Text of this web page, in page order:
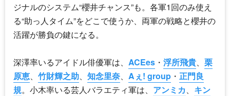
ジナルのシステム“櫻井チャンス”も。各軍1回のみ使え
る“助っ人タイム”をどこで使うか、両軍の戦略と櫻井の
活躍が勝負の鍵になる。
深澤率いるアイドル俳優軍は、 ACEes ・ 浮所飛貴、 栗
原恵、 竹財輝之助、 知念里奈、 Aぇ! group ・ 正門良
規。小木率いる芸人バラエティ軍は、 アンミカ、 キン